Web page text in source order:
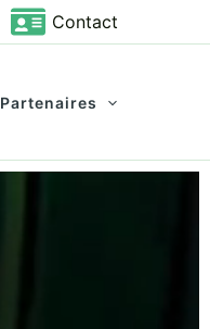
Contact
Partenaires